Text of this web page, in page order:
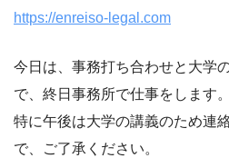
https://enreiso-legal.com
今日は、事務打ち合わせと大学
で、終日事務所で仕事をします。
特に午後は大学の講義のため連
で、ご了承ください。